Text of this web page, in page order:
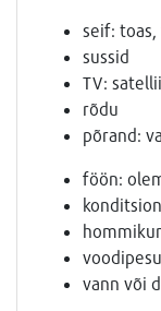
seif: toas,
sussid
TV:
rõdu
põrand:
föön:
vann või